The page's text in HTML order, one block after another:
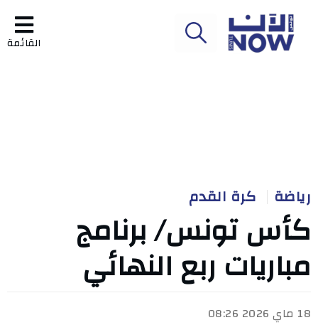
القائمة
رياضة كرة القدم
كأس تونس/ برنامج
مباريات ربع النهائي
18 ماي 2026 08:26